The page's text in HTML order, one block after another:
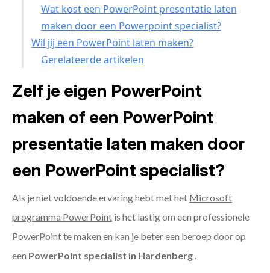
Wat kost een PowerPoint presentatie laten
maken door een Powerpoint specialist?
Wil jij een PowerPoint laten maken?
Gerelateerde artikelen
Zelf je eigen PowerPoint
maken of een PowerPoint
presentatie laten maken door
een PowerPoint specialist?
Als je niet voldoende ervaring hebt met het Microsoft
programma PowerPoint is het lastig om een professionele
PowerPoint te maken en kan je beter een beroep door op
een PowerPoint specialist in Hardenberg .